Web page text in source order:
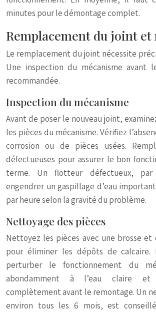
minutes pour le démontage complet.
Remplacement du joint et
Le remplacement du joint nécessite
Une inspection du mécanisme avant
recommandée.
Inspection du mécanisme
Avant de poser le nouveau joint,
les pièces du mécanisme. Vérifiez
corrosion ou de pièces usées.
défectueuses pour assurer le bon
terme. Un flotteur défectueux,
engendrer un gaspillage d’eau
par heure selon la gravité du problème.
Nettoyage des pièces
Nettoyez les pièces avec une brosse et
pour éliminer les dépôts de calcaire.
perturber le fonctionnement du
abondamment à l’eau claire et
complètement avant le remontage. Un
environ tous les 6 mois, est